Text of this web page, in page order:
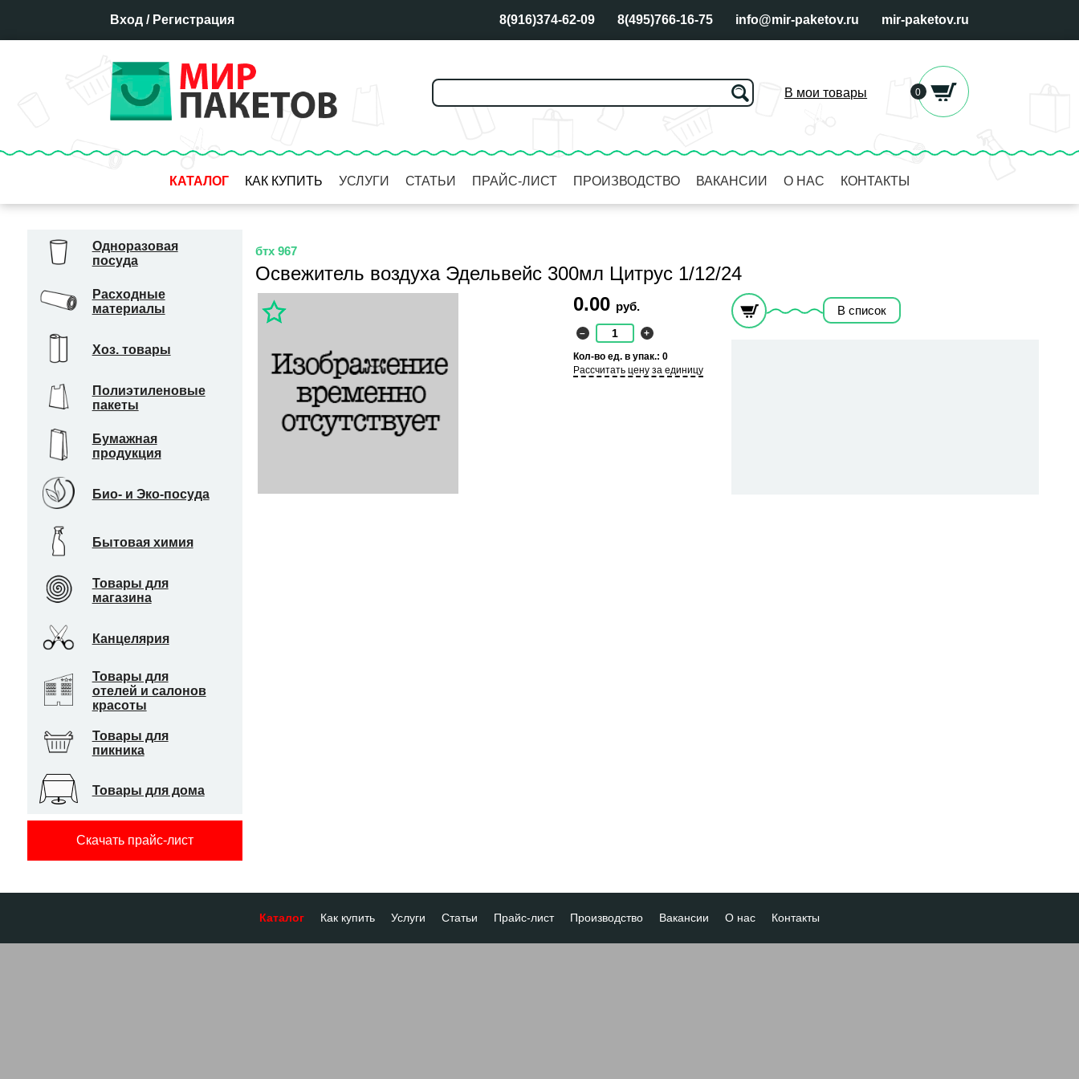
Вход / Регистрация 8(916)374-62-09 8(495)766-16-75 info@mir-paketov.ru mir-paketov.ru
В мои товары 0
КАТАЛОГ КАК КУПИТЬ
Гарантия
УСЛУГИ СТАТЬИ ПРАЙС-ЛИСТ ПРОИЗВОДСТВО ВАКАНСИИ О НАС КОНТАКТЫ
Одноразовая
посуда
Расходные
материалы
Хоз. товары
Полиэтиленовые
пакеты
Бумажная
продукция
Био- и Эко-посуда
Бытовая химия
Товары для
магазина
Канцелярия
Товары для
отелей и салонов
красоты
Товары для
пикника
Товары для дома
Скачать прайс-лист
бтх 967
Освежитель воздуха Эдельвейс 300мл Цитрус 1/12/24
0.00 руб.
– +
Кол-во ед. в упак.: 0
Рассчитать цену за единицу
В список
Каталог Как купить Услуги Статьи Прайс-лист Производство Вакансии О нас Контакты